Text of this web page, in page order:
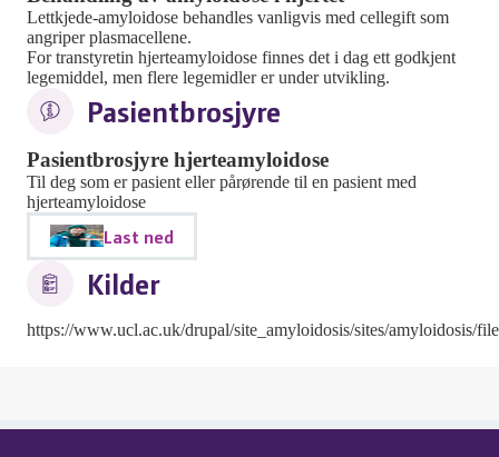
Lettkjede-amyloidose behandles vanligvis med cellegift som
angriper plasmacellene.
For transtyretin hjerteamyloidose finnes det i dag ett godkjent
legemiddel, men flere legemidler er under utvikling.
Pasientbrosjyre
Pasientbrosjyre hjerteamyloidose
Til deg som er pasient eller pårørende til en pasient med
hjerteamyloidose
Last ned
Kilder
https://www.ucl.ac.uk/drupal/site_amyloidosis/sites/amyloidosis/